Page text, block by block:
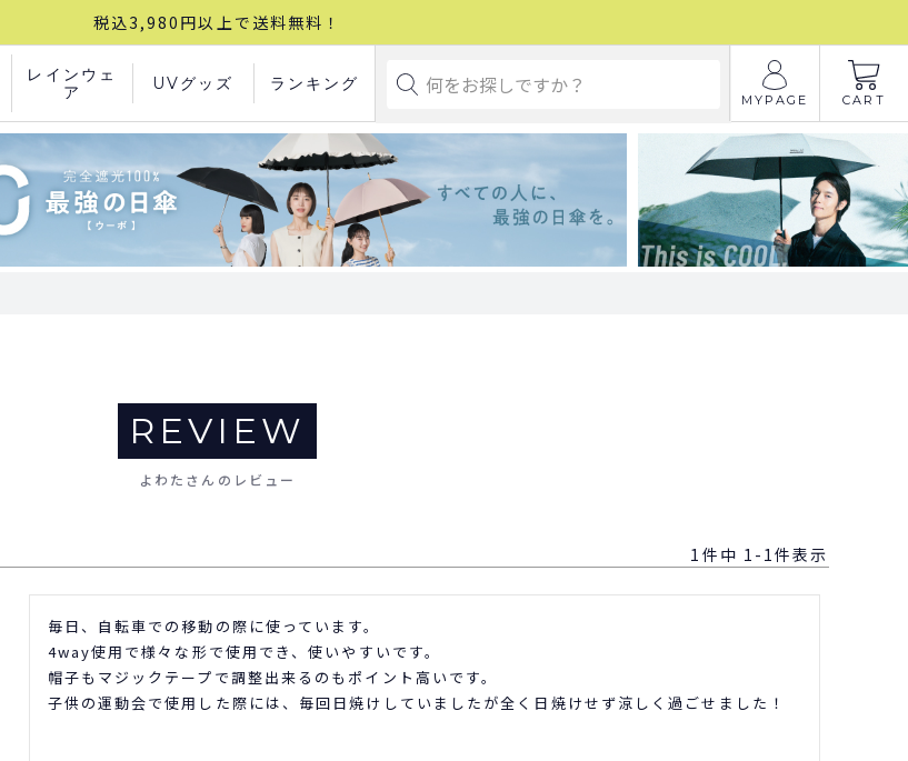
税込3,980円以上で送料無料！
レインウェ
ア
UVグッズ ランキング
MYPAGE CART
REVIEW
よわたさんのレビュー
1 件中 1 - 1件表示
毎日、自転車での移動の際に使っています。
4way使用で様々な形で使用でき、使いやすいです。
帽子もマジックテープで調整出来るのもポイント高いです。
子供の運動会で使用した際には、毎回日焼けしていましたが全く日焼けせず涼しく過ごせました！